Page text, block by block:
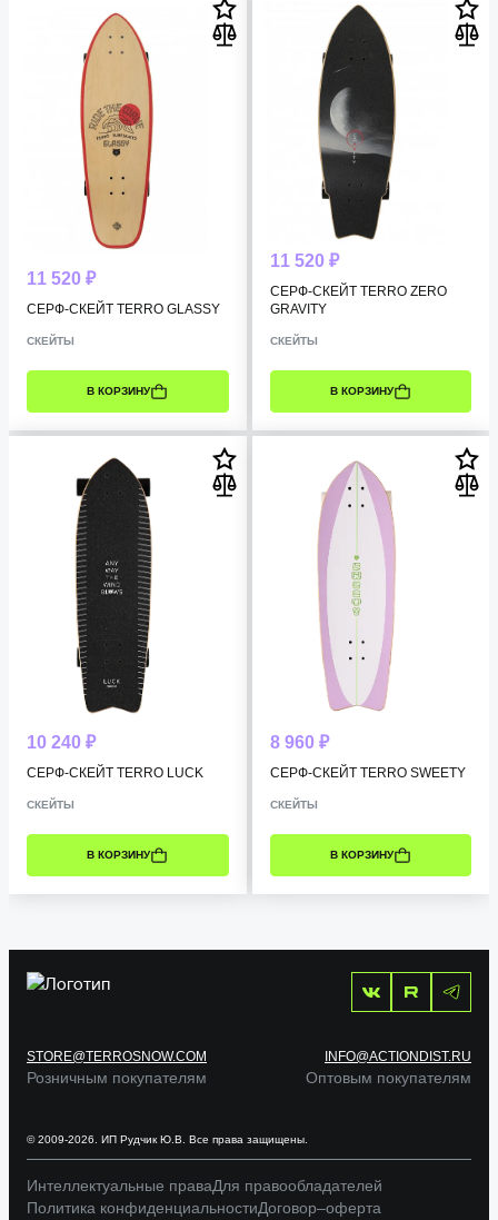
11 520 ₽
СЕРФ-СКЕЙТ TERRO GLASSY
СКЕЙТЫ
В КОРЗИНУ
11 520 ₽
СЕРФ-СКЕЙТ TERRO ZERO
GRAVITY
СКЕЙТЫ
В КОРЗИНУ
10 240 ₽
СЕРФ-СКЕЙТ TERRO LUCK
СКЕЙТЫ
В КОРЗИНУ
8 960 ₽
СЕРФ-СКЕЙТ TERRO SWEETY
СКЕЙТЫ
В КОРЗИНУ
STORE@TERROSNOW.COM
Розничным покупателям
INFO@ACTIONDIST.RU
Оптовым покупателям
© 2009-2026. ИП Рудчик Ю.В. Все права защищены.
Интеллектуальные праваДля правообладателей
Политика конфиденциальностиДоговор–оферта